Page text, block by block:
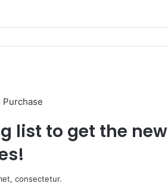
Purchase
list to get the new
consectetur.